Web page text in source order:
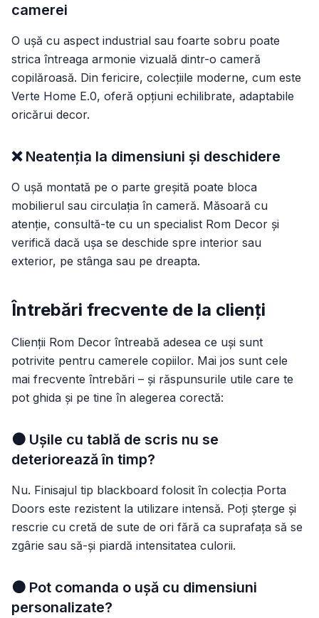
camerei
O ușă cu aspect industrial sau foarte sobru poate
strica întreaga armonie vizuală dintr-o cameră
copilăroasă. Din fericire, colecțiile moderne, cum este
Verte Home E.0, oferă opțiuni echilibrate, adaptabile
oricărui decor.
❌ Neatenția la dimensiuni și deschidere
O ușă montată pe o parte greșită poate bloca
mobilierul sau circulația în cameră. Măsoară cu
atenție, consultă-te cu un specialist Rom Decor și
verifică dacă ușa se deschide spre interior sau
exterior, pe stânga sau pe dreapta.
Întrebări frecvente de la clienți
Clienții Rom Decor întreabă adesea ce uși sunt
potrivite pentru camerele copiilor. Mai jos sunt cele
mai frecvente întrebări – și răspunsurile utile care te
pot ghida și pe tine în alegerea corectă:
🟠 Ușile cu tablă de scris nu se
deteriorează în timp?
Nu. Finisajul tip blackboard folosit în colecția Porta
Doors este rezistent la utilizare intensă. Poți șterge și
rescrie cu cretă de sute de ori fără ca suprafața să se
zgârie sau să-și piardă intensitatea culorii.
🟠 Pot comanda o ușă cu dimensiuni
personalizate?